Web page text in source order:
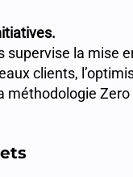
supervise la mise
clients,
méthodologie Zero